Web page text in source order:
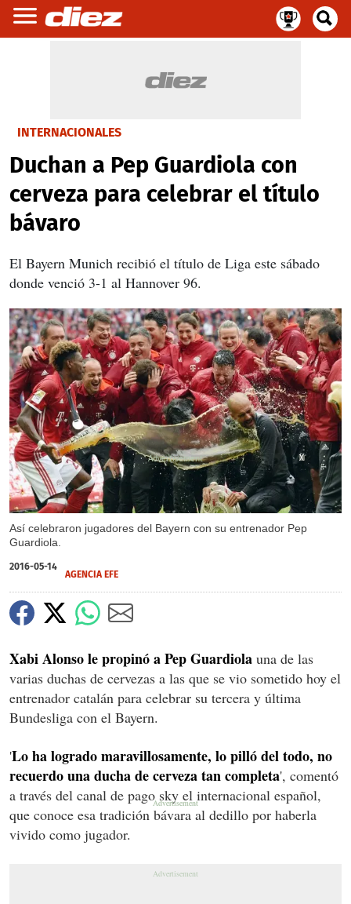
INTERNACIONALES
Duchan a Pep Guardiola con
cerveza para celebrar el título
bávaro
El Bayern Munich recibió el título de Liga este sábado
donde venció 3-1 al Hannover 96.
Así celebraron jugadores del Bayern con su entrenador Pep
Guardiola.
X
X
X
2016-05-14
AGENCIA EFE
Xabi Alonso le propinó a Pep Guardiola una de las
varias duchas de cervezas a las que se vio sometido hoy el
entrenador catalán para celebrar su tercera y última
Bundesliga con el Bayern.
'Lo ha logrado maravillosamente, lo pilló del todo, no
recuerdo una ducha de cerveza tan completa', comentó
a través del canal de pago sky el internacional español,
que conoce esa tradición bávara al dedillo por haberla
vivido como jugador.